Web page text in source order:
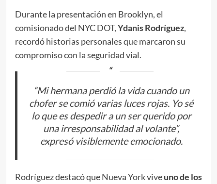
Durante la presentación en Brooklyn, el
comisionado del NYC DOT,Ydanis Rodríguez,
recordó historias personales que marcaron su
compromiso con la seguridad vial.
“Mi hermana perdió la vida cuando un
chofer se comió varias luces rojas. Yo sé
lo que es despedir a un ser querido por
una irresponsabilidad al volante”,
expresó visiblemente emocionado.
Rodríguez destacó que Nueva York viveuno de los